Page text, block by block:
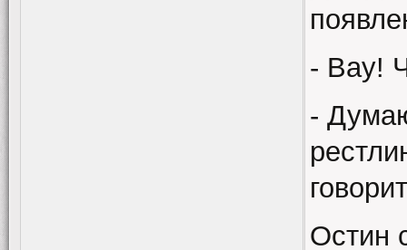
- Вау!
-
Остин